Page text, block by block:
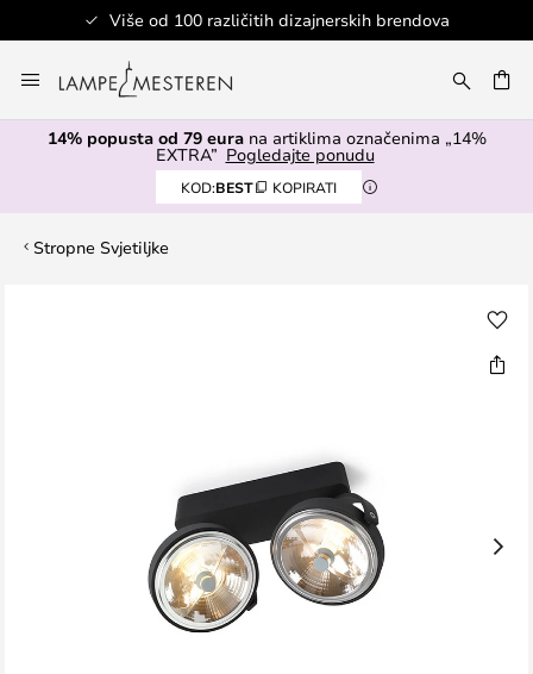
Više od 100 različitih dizajnerskih brendova
to
Content
14% popusta od 79 eurana artiklima označenima „14%
EXTRA” Pogledajte ponudu
KOD:BEST KOPIRATI
Stropne Svjetiljke